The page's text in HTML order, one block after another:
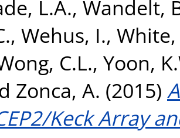
L.A., Wandelt,
, Wehus, I.,
C.L., Yoon,
Zonca, A. (2015)
Keck Array